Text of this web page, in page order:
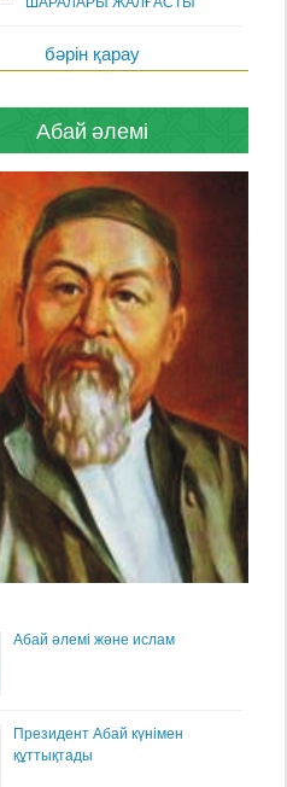
бәрін қарау
Абай әлемі
Абай әлемі және ислам
Президент Абай күнімен
құттықтады